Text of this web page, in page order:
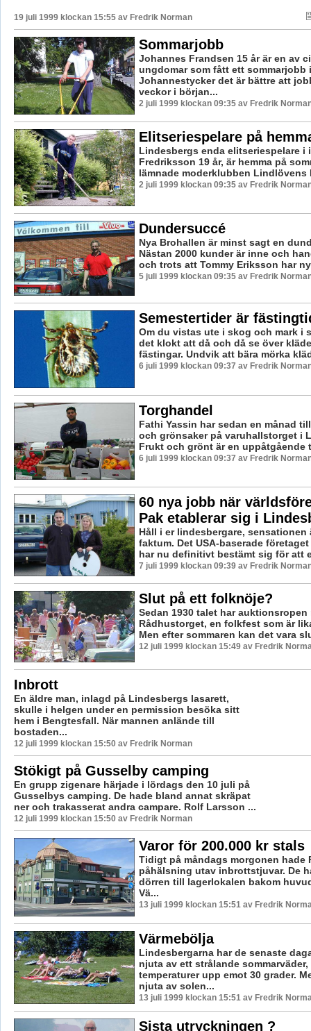
19 juli 1999 klockan 15:55 av Fredrik Norman
Sommarjobb
Johannes Frandsen 15 år är en av
ungdomar som fått ett sommarjobb
Johannestycker det är bättre att
veckor i början...
2 juli 1999 klockan 09:35 av Fredrik
Elitseriespelare på
Lindesbergs enda elitseriespelare i
Fredriksson 19 år, är hemma på
lämnade moderklubben Lindlövens
2 juli 1999 klockan 09:35 av Fredrik
Dundersuccé
Nya Brohallen är minst sagt en
Nästan 2000 kunder är inne och
och trots att Tommy Eriksson har
5 juli 1999 klockan 09:35 av Fredrik
Semestertider är
Om du vistas ute i skog och mark i
det klokt att då och då se över
fästingar. Undvik att bära mörka
6 juli 1999 klockan 09:37 av Fredrik
Torghandel
Fathi Yassin har sedan en månad
och grönsaker på varuhallstorget i
Frukt och grönt är en uppåtgående
6 juli 1999 klockan 09:37 av Fredrik
60 nya jobb när
Pak etablerar sig i
Håll i er lindesbergare, sensationen
faktum. Det USA-baserade företaget
har nu definitivt bestämt sig för att
7 juli 1999 klockan 09:39 av Fredrik
Slut på ett folknöje?
Sedan 1930 talet har auktionsropen
Rådhustorget, en folkfest som är
Men efter sommaren kan det vara
12 juli 1999 klockan 15:49 av Fredrik
Inbrott
En äldre man, inlagd på Lindesbergs lasarett,
skulle i helgen under en permission besöka sitt
hem i Bengtesfall. När mannen anlände till
bostaden...
12 juli 1999 klockan 15:50 av Fredrik Norman
Stökigt på Gusselby camping
En grupp zigenare härjade i lördags den 10 juli på
Gusselbys camping. De hade bland annat skräpat
ner och trakasserat andra campare. Rolf Larsson ...
12 juli 1999 klockan 15:50 av Fredrik Norman
Varor för 200.000 kr stals
Tidigt på måndags morgonen hade
påhälsning utav inbrottstjuvar. De
dörren till lagerlokalen bakom
Vä...
13 juli 1999 klockan 15:51 av Fredrik
Värmebölja
Lindesbergarna har de senaste
njuta av ett strålande sommarväder,
temperaturer upp emot 30 grader.
njuta av solen...
13 juli 1999 klockan 15:51 av Fredrik
Sista utryckningen ?